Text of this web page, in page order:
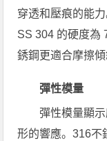
穿透和壓痕的能
SS 304 的硬度為
銹鋼更適合摩擦傾
彈性模量
彈性模量顯
形的響應。316不